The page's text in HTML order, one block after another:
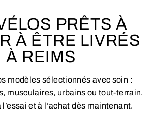
PRÊTS À
À ÊTRE LIVRÉS
À REIMS
modèles sélectionnés avec soin :
, musculaires, urbains ou tout-terrain.
et à l’achat dès maintenant.